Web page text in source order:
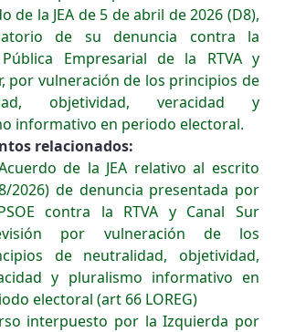
de la JEA de 5 de abril de 2026 (D8),
de su denuncia contra la
Empresarial de la RTVA y
por vulneración de los principios de
objetividad, veracidad y
informativo en periodo electoral.
relacionados:
de la JEA relativo al escrito
2026) de denuncia presentada por
contra la RTVA y Canal Sur
por vulneración de los
de neutralidad, objetividad,
y pluralismo informativo en
electoral (art 66 LOREG)
interpuesto por la Izquierda por